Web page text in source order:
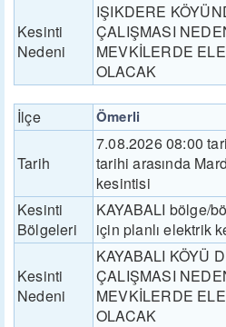
Kesinti
Nedeni
IŞIKDERE
ÇALIŞMASI
MEVKİLERDE
OLACAK
İlçe Ömerli
Tarih
7.08.2026 08:00
tarihi arasında
kesintisi
Kesinti
Bölgeleri
KAYABALI bölge/
için planlı elektrik
Kesinti
Nedeni
KAYABALI KÖYÜ
ÇALIŞMASI
MEVKİLERDE
OLACAK